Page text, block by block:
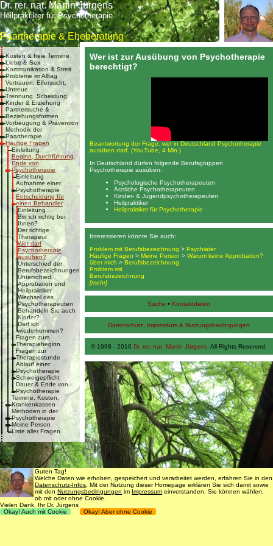
Dr. rer. nat. Martin Jürgens
Heilpraktiker für Psychotherapie
Paartherapie & Eheberatung
Kosten & freie Termine
Liebe & Sex
Kommunikation & Streit
Probleme im Alltag
Vertrauen, Eifersucht,
Untreue
Trennung, Scheidung
Kinder & Erziehung
Partnersuche &
Beziehungsformen
Vorbeugung & Prävention
Methodik der
Paartherapie
Häufige Fragen
Einleitung
Beginn, Durchführung,
Ende von
Psychotherapie
Einleitung
Aufnahme einer
Psychotherapie
Entscheidung für
einen Behandler
Einleitung
Bin ich richtig bei
Ihnen?
Der richtige
Therapeut
Wer darf
Psychotherapie
ausüben?
Unterschied der
Berufsbezeichnungen
Unterschied
Approbation und
Heilpraktiker
Wechsel des
Psychotherapeuten
Behandeln Sie auch
Kinder?
Darf ich
wiederkommen?
Fragen zum
Therapiebeginn
Fragen zur
Therapiestunde
Ablauf einer
Psychotherapie
Schweigepflicht
Dauer & Ende von
Psychotherapie
Termine, Kosten,
Krankenkassen
Methoden in der
Psychotherapie
Meine Person
Liste aller Fragen
Wer ist zur Ausübung von Psychotherapie
berechtigt?
Beantwortung der Frage, wer in Deutsch­land Psycho­therapie
ausüben darf. (YouTube, 4 Min.)
In Deutschland dürfen folgende Berufsgruppen
Psychotherapie ausüben:
Psychologische Psychotherapeuten
Ärztliche Psychotherapeuten
Kinder- & Jugendpsychotherapeuten
Heilpraktiker
Heilpraktiker für Psychotherapie
Interessieren könnte Sie auch:
Problem mit Berufsbezeichnung > Psychiater
Häufige Fragen > Meine Person > Warum keine Approbation?
über mich > Berufsbezeichnung
Problem mit
Berufsbezeichnung
[mehr]
Suche • Kontaktdaten
Datenschutz Impressum & Nutzungsbedingungen
© 1998 - 2016 Dr. rer. nat. Martin Jürgens . All Rights Reserved.
Guten Tag!
Welche Daten wie erhoben, gespeichert und verarbeitet werden, erfahren Sie in den
Datenschutz-Infos . Mit der Nutzung dieser Homepage erklären Sie sich damit sowie
mit denNutzungsbedingungen im Impressum einverstanden. Sie können wählen,
ob mit oder ohne Cookie.
Vielen Dank, Ihr Dr. Jürgens
Okay! Auch mit Cookie
Okay! Aber ohne Cookie